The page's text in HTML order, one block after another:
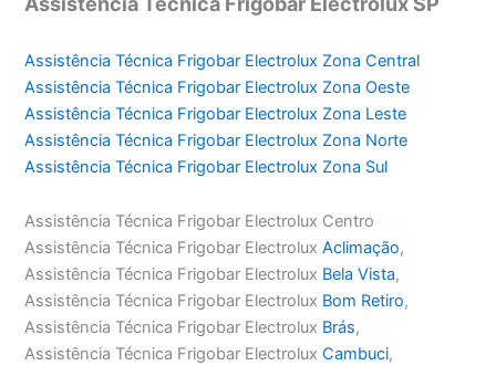
Assistência Técnica Frigobar Electrolux Zona Central
Assistência Técnica Frigobar Electrolux Zona Oeste
Assistência Técnica Frigobar Electrolux Zona Leste
Assistência Técnica Frigobar Electrolux Zona Norte
Assistência Técnica Frigobar Electrolux Zona Sul
Assistência Técnica Frigobar Electrolux Centro
Assistência Técnica Frigobar ElectroluxAclimação,
Assistência Técnica Frigobar Electrolux Bela Vista,
Assistência Técnica Frigobar Electrolux Bom Retiro,
Assistência Técnica Frigobar Electrolux Brás,
Assistência Técnica Frigobar ElectroluxCambuci,